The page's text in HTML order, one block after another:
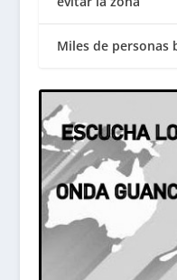
Miles de personas